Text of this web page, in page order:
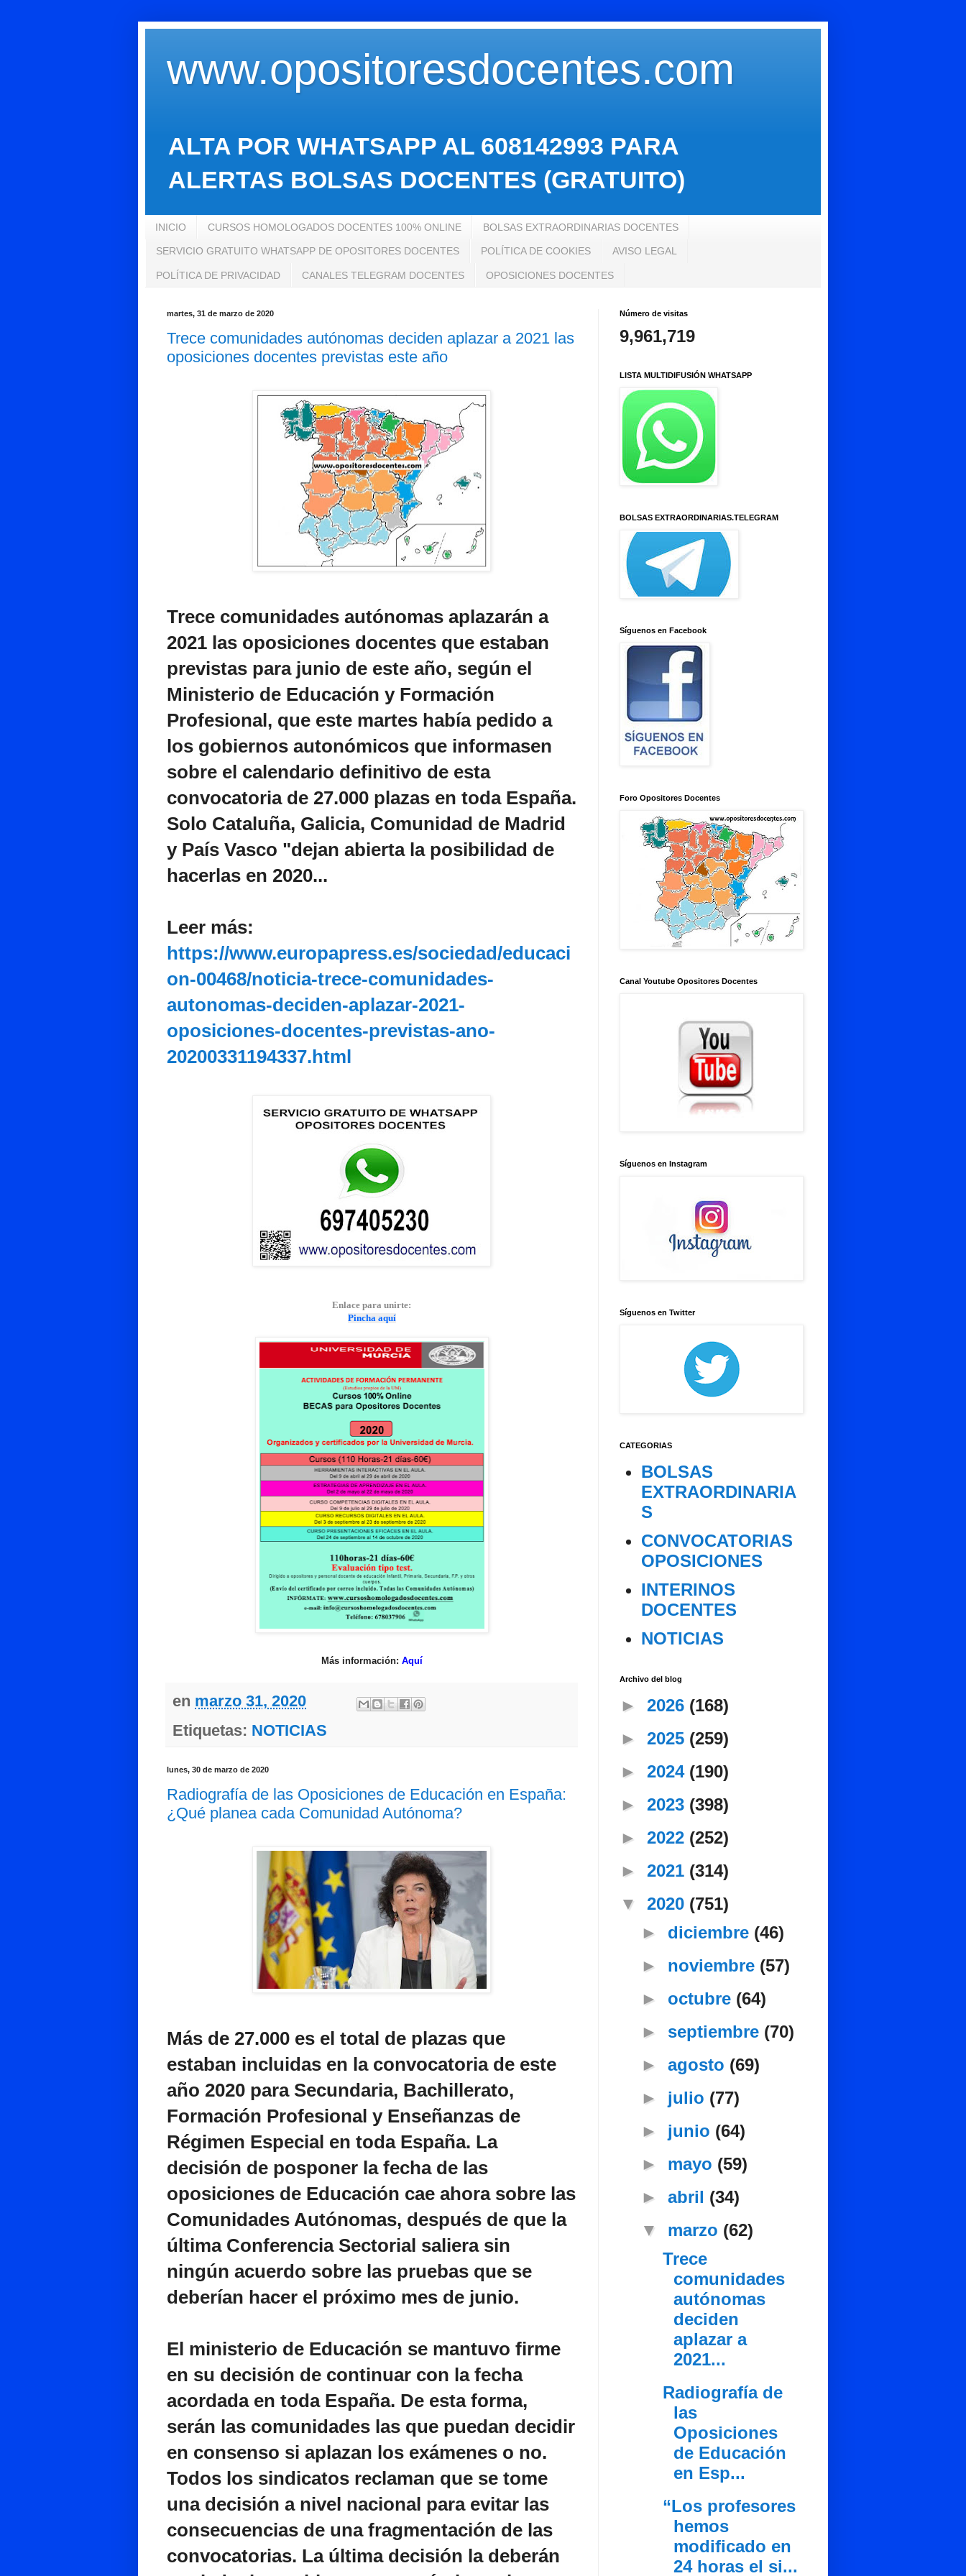
www.opositoresdocentes.com
ALTA POR WHATSAPP AL 608142993 PARA
ALERTAS BOLSAS DOCENTES (GRATUITO)
INICIO CURSOS HOMOLOGADOS DOCENTES 100% ONLINE BOLSAS EXTRAORDINARIAS DOCENTES
SERVICIO GRATUITO WHATSAPP DE OPOSITORES DOCENTES POLÍTICA DE COOKIES AVISO LEGAL
POLÍTICA DE PRIVACIDAD CANALES TELEGRAM DOCENTES OPOSICIONES DOCENTES
martes, 31 de marzo de 2020
Trece comunidades autónomas deciden aplazar a 2021 las
oposiciones docentes previstas este año
Trece comunidades autónomas aplazarán a
2021 las oposiciones docentes que estaban
previstas para junio de este año, según el
Ministerio de Educación y Formación
Profesional, que este martes había pedido a
los gobiernos autonómicos que informasen
sobre el calendario definitivo de esta
convocatoria de 27.000 plazas en toda España.
Solo Cataluña, Galicia, Comunidad de Madrid
y País Vasco "dejan abierta la posibilidad de
hacerlas en 2020...
Leer más:
https://www.europapress.es/sociedad/educaci
on-00468/noticia-trece-comunidades-
autonomas-deciden-aplazar-2021-
oposiciones-docentes-previstas-ano-
20200331194337.html
Enlace para unirte:
Pincha aquí
Más información: Aquí
en marzo 31, 2020
Etiquetas: NOTICIAS
lunes, 30 de marzo de 2020
Radiografía de las Oposiciones de Educación en España:
¿Qué planea cada Comunidad Autónoma?
Más de 27.000 es el total de plazas que
estaban incluidas en la convocatoria de este
año 2020 para Secundaria, Bachillerato,
Formación Profesional y Enseñanzas de
Régimen Especial en toda España. La
decisión de posponer la fecha de las
oposiciones de Educación cae ahora sobre las
Comunidades Autónomas, después de que la
última Conferencia Sectorial saliera sin
ningún acuerdo sobre las pruebas que se
deberían hacer el próximo mes de junio.
El ministerio de Educación se mantuvo firme
en su decisión de continuar con la fecha
acordada en toda España. De esta forma,
serán las comunidades las que puedan decidir
en consenso si aplazan los exámenes o no.
Todos los sindicatos reclaman que se tome
una decisión a nivel nacional para evitar las
consecuencias de una fragmentación de las
convocatorias. La última decisión la deberán
Número de visitas
9,961,719
LISTA MULTIDIFUSIÓN WHATSAPP
BOLSAS EXTRAORDINARIAS.TELEGRAM
Síguenos en Facebook
Foro Opositores Docentes
Canal Youtube Opositores Docentes
Síguenos en Instagram
Síguenos en Twitter
CATEGORIAS
BOLSAS
EXTRAORDINARIA
S
CONVOCATORIAS
OPOSICIONES
INTERINOS
DOCENTES
NOTICIAS
Archivo del blog
► 2026 (168)
► 2025 (259)
► 2024 (190)
► 2023 (398)
► 2022 (252)
► 2021 (314)
▼ 2020 (751)
► diciembre (46)
► noviembre (57)
► octubre (64)
► septiembre (70)
► agosto (69)
► julio (77)
► junio (64)
► mayo (59)
► abril (34)
▼ marzo (62)
Trece
comunidades
autónomas
deciden
aplazar a
2021...
Radiografía de
las
Oposiciones
de Educación
en Esp...
“Los profesores
hemos
modificado en
24 horas el si...